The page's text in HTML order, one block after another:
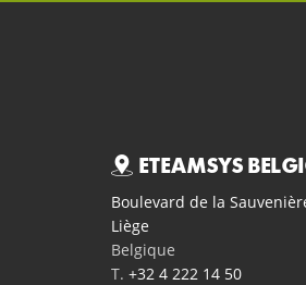
ETEAMSYS
Boulevard de la
Liège
Belgique
T. +32 4 222 14 50